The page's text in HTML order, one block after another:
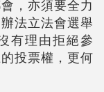
，亦須要全力
法立法會選舉
有理由拒絕參
投票權，更何